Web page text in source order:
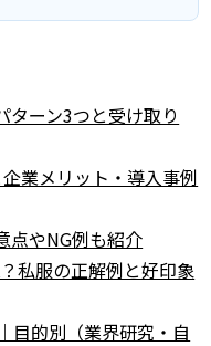
ターン3つと受け取り
業メリット・導入事例
点やNG例も紹介
私服の正解例と好印象
目的別（業界研究・自